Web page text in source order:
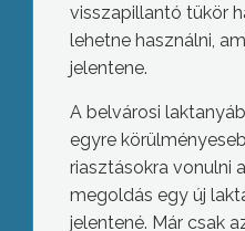
visszapillantó tükör
lehetne használni,
jelentene.
A belvárosi
egyre
riasztásokra vonulni
megoldás egy új
jelentené. Már csak